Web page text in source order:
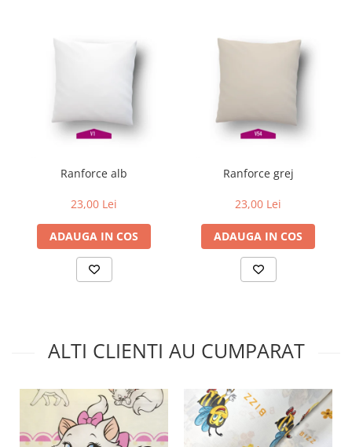
Ranforce alb
23,00 Lei
ADAUGA IN COS
Ranforce grej
23,00 Lei
ADAUGA IN COS
ALTI CLIENTI AU CUMPARAT